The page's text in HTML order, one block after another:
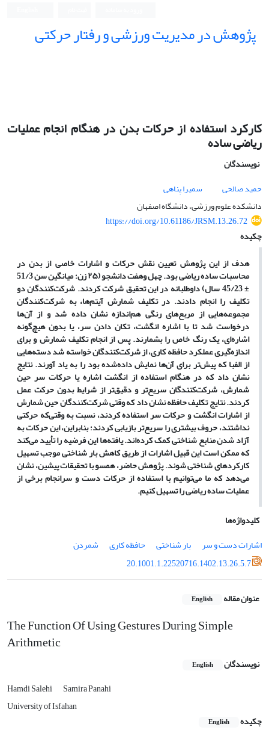
پژوهش در مدیریت ورزشی و رفتار حرکتی
کارکرد استفاده از حرکات بدن در هنگام انجام عملیات
ریاضی ساده
نویسندگان
حمید صالحی
سمیرا پناهی
دانشکده علوم ورزشی، دانشگاه اصفهان
https://doi.org/10.61186/JRSM.13.26.72
چکیده
هدف از این پژوهش تعیین نقش حرکات و اشارات خاصی از بدن در
محاسبات ساده ریاضی بود. چهل‌ وهفت دانشجو (۲۵ زن؛ میانگین سن 51/3
± 45/23 سال) داوطلبانه در این تحقیق شرکت کردند. شرکت‌کنندگان دو
تکلیف را انجام دادند. در تکلیف شمارش آیتم‌‌ها، به شرکت‌کنندگان
مجموعه‌هایی از مربع‌های رنگی هم‌اندازه نشان داده شد و از آن‌ها
درخواست شد تا با اشاره انگشت، تکان دادن سر، یا بدون هیچ‌گونه
اشاره‌ای، یک رنگ خاص را بشمارند. پس از انجام تکلیف شمارش و برای
اندازه‌گیری عملکرد حافظه کاری، از شرکت‌کنندگان خواسته شد دسته‌هایی
از الفبا که پیش‌تر برای آن‌ها نمایش داده‌شده بود را به یاد آورند. نتایج
نشان داد که در هنگام استفاده از انگشت اشاره یا حرکات سر حین
شمارش، شرکت‌کنندگان سریع‌تر و دقیق‌تر از شرایط بدون حرکت عمل
کردند. نتایج تکلیف حافظه نشان داد که وقتی شرکت‌کنندگان حین شمارش
از اشارات انگشت و حرکات سر استفاده ‌کردند، نسبت به وقتی‌که حرکتی
نداشتند، حروف بیشتری را سریع‌تر بازیابی کردند؛ بنابراین، این حرکات به
آزاد شدن منابع شناختی کمک کرده‌اند. یافته‌ها این فرضیه را تأیید می‌کند
که ممکن است این قبیل اشارات از طریق کاهش بار شناختی موجب تسهیل
کارکردهای شناختی شوند. پژوهش حاضر، همسو با تحقیقات پیشین، نشان
می‌دهد که ما می‌توانیم با استفاده از حرکات دست و سرانجام برخی از
عملیات ساده ریاضی را تسهیل کنیم.
کلیدواژه‌ها
اشارات دست و سر
بار شناختی حافظه کاری
شمردن
20.1001.1.22520716.1402.13.26.5.7
عنوان مقاله English
The Function Of Using Gestures During Simple
Arithmetic
نویسندگان English
Hamdi Salehi
Samira Panahi
University of Isfahan
چکیده
English